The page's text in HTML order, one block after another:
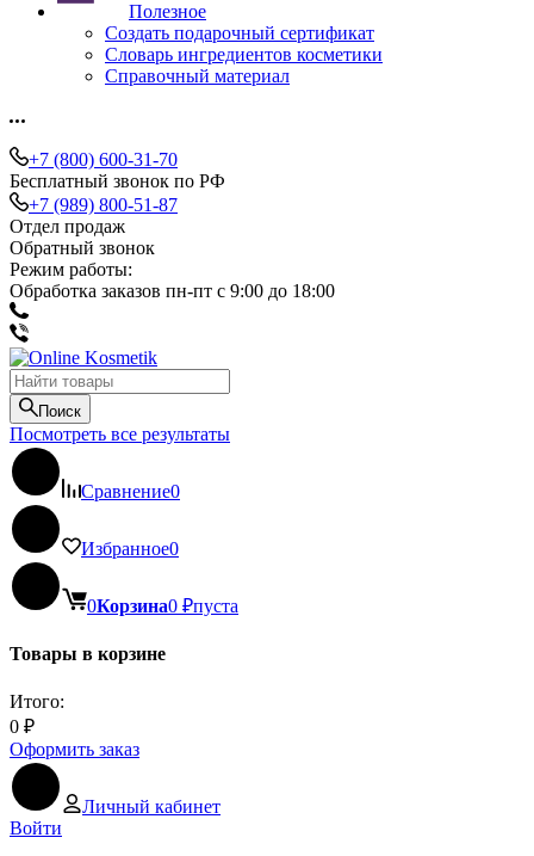
Полезное
Создать подарочный сертификат
Словарь ингредиентов косметики
Справочный материал
+7 (800) 600-31-70
Бесплатный звонок по РФ
+7 (989) 800-51-87
Отдел продаж
Обратный звонок
Режим работы:
Обработка заказов пн-пт с 9:00 до 18:00
Поиск
Посмотреть все результаты
Сравнение0
Избранное0
0Корзина0 ₽пуста
Товары в корзине
Итого:
0 ₽
Оформить заказ
Личный кабинет
Войти